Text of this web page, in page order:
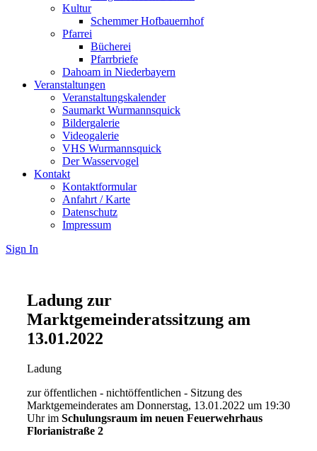
Kultur
Schemmer Hofbauernhof
Pfarrei
Bücherei
Pfarrbriefe
Dahoam in Niederbayern
Veranstaltungen
Veranstaltungskalender
Saumarkt Wurmannsquick
Bildergalerie
Videogalerie
VHS Wurmannsquick
Der Wasservogel
Kontakt
Kontaktformular
Anfahrt / Karte
Datenschutz
Impressum
Sign In
Ladung zur
Marktgemeinderatssitzung am
13.01.2022
Ladung
zur öffentlichen - nichtöffentlichen - Sitzung des
Marktgemeinderates am Donnerstag, 13.01.2022 um 19:30
Uhr im Schulungsraum im neuen Feuerwehrhaus
Florianistraße 2